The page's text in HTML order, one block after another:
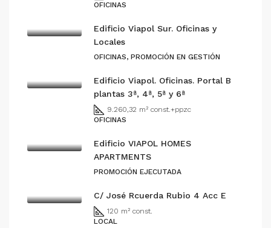
OFICINAS
Edificio Viapol Sur. Oficinas y
Locales
OFICINAS, PROMOCIÓN EN GESTIÓN
Edificio Viapol. Oficinas. Portal B
plantas 3ª, 4ª, 5ª y 6ª
9.260,32 m² const.+ppzc
OFICINAS
Edificio VIAPOL HOMES
APARTMENTS
PROMOCIÓN EJECUTADA
C/ José Rcuerda Rubio 4 Acc E
120 m² const.
LOCAL